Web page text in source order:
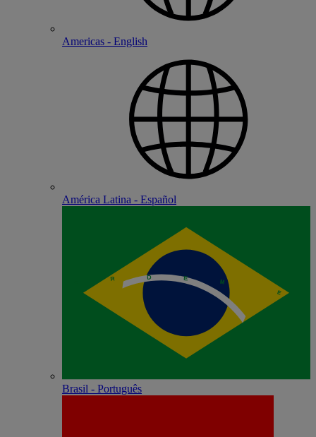
Americas - English
América Latina - Español
Brasil - Português